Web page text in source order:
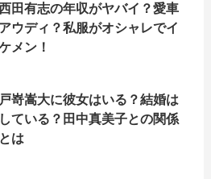
田有志の年収がヤバイ？愛車
アウディ？私服がオシャレでイ
メン！
戸嵜嵩大に彼女はいる？結婚は
している？田中真美子との関係
とは